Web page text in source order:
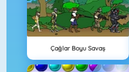
Çağlar Boyu Savaş